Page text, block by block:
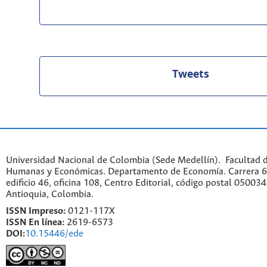
Tweets
Universidad Nacional de Colombia (Sede Medellín). Facultad
Humanas y Económicas. Departamento de Economía. Carrera
edificio 46, oficina 108, Centro Editorial, código postal
Antioquia, Colombia.
ISSN Impreso: 0121-117X
ISSN En línea: 2619-6573
DOI:10.15446/ede